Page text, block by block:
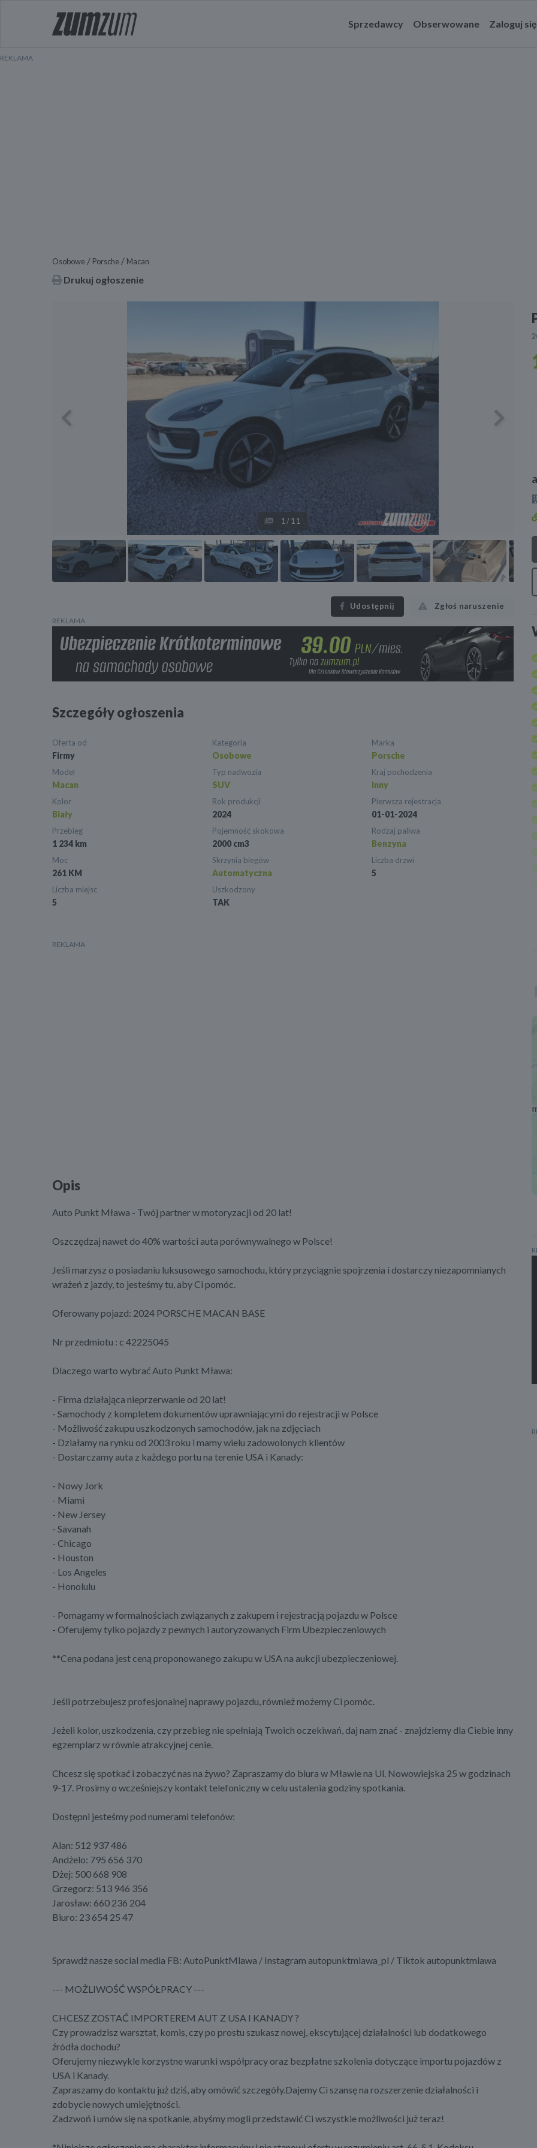
Sprzedawcy Obserwowane Zaloguj się
Osobowe / Porsche / Macan
Drukuj ogłoszenie
Next
1/11
Udostępnij Zgłoś naruszenie
REKLAMA
Szczegóły ogłoszenia
Oferta od
Firmy
Kategoria
Osobowe
Marka
Porsche
Model
Macan
Typ nadwozia
SUV
Kraj pochodzenia
Inny
Kolor
Biały
Rok produkcji
2024
Pierwsza rejestracja
01-01-2024
Przebieg
1 234 km
Pojemność skokowa
2000 cm3
Rodzaj paliwa
Benzyna
Moc
261 KM
Skrzynia biegów
Automatyczna
Liczba drzwi
5
Liczba miejsc
5
Uszkodzony
TAK
Opis
Auto Punkt Mława - Twój partner w motoryzacji od 20 lat!
Oszczędzaj nawet do 40% wartości auta porównywalnego w Polsce!
Jeśli marzysz o posiadaniu luksusowego samochodu, który przyciągnie spojrzenia i dostarczy niezapomnianych
wrażeń z jazdy, to jesteśmy tu, aby Ci pomóc.
Oferowany pojazd: 2024 PORSCHE MACAN BASE
Nr przedmiotu : c 42225045
Dlaczego warto wybrać Auto Punkt Mława:
- Firma działająca nieprzerwanie od 20 lat!
- Samochody z kompletem dokumentów uprawniającymi do rejestracji w Polsce
- Możliwość zakupu uszkodzonych samochodów, jak na zdjęciach
- Działamy na rynku od 2003 roku i mamy wielu zadowolonych klientów
- Dostarczamy auta z każdego portu na terenie USA i Kanady:
- Nowy Jork
- Miami
- New Jersey
- Savanah
- Chicago
- Houston
- Los Angeles
- Honolulu
- Pomagamy w formalnościach związanych z zakupem i rejestracją pojazdu w Polsce
- Oferujemy tylko pojazdy z pewnych i autoryzowanych Firm Ubezpieczeniowych
**Cena podana jest ceną proponowanego zakupu w USA na aukcji ubezpieczeniowej.
Jeśli potrzebujesz profesjonalnej naprawy pojazdu, również możemy Ci pomóc.
Jeżeli kolor, uszkodzenia, czy przebieg nie spełniają Twoich oczekiwań, daj nam znać - znajdziemy dla Ciebie inny
egzemplarz w równie atrakcyjnej cenie.
Chcesz się spotkać i zobaczyć nas na żywo? Zapraszamy do biura w Mławie na Ul. Nowowiejska 25 w godzinach
9-17. Prosimy o wcześniejszy kontakt telefoniczny w celu ustalenia godziny spotkania.
Dostępni jesteśmy pod numerami telefonów:
Alan: 512 937 486
Andżelo: 795 656 370
Dżej: 500 668 908
Grzegorz: 513 946 356
Jarosław: 660 236 204
Biuro: 23 654 25 47
Sprawdź nasze social media FB: AutoPunktMlawa / Instagram autopunktmlawa_pl / Tiktok autopunktmlawa
--- MOŻLIWOŚĆ WSPÓŁPRACY ---
CHCESZ ZOSTAĆ IMPORTEREM AUT Z USA I KANADY ?
Czy prowadzisz warsztat, komis, czy po prostu szukasz nowej, ekscytującej działalności lub dodatkowego
źródła dochodu?
Oferujemy niezwykle korzystne warunki współpracy oraz bezpłatne szkolenia dotyczące importu pojazdów z
USA i Kanady.
Zapraszamy do kontaktu już dziś, aby omówić szczegóły.Dajemy Ci szansę na rozszerzenie działalności i
zdobycie nowych umiejętności.
Zadzwoń i umów się na spotkanie, abyśmy mogli przedstawić Ci wszystkie możliwości już teraz!